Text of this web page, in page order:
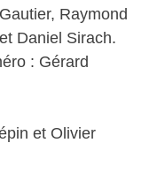
Raymond
Daniel Sirach.
: Gérard
et Olivier